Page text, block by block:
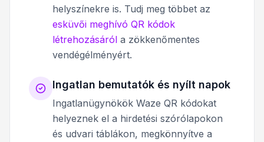
helyszínekre is. Tudj meg többet az
esküvői meghívó QR kódok
létrehozásáról a zökkenőmentes
vendégélményért.
Ingatlan bemutatók és nyílt napok
Ingatlanügynökök Waze QR kódokat
helyeznek el a hirdetési szórólapokon
és udvari táblákon, megkönnyítve a